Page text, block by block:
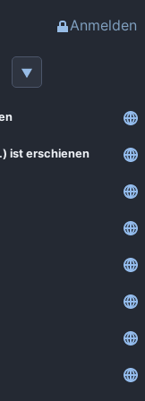
Anmelden
ist erschienen